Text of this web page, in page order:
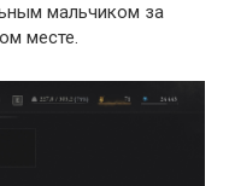
мальчиком за
месте.